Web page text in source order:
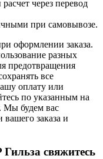
через перевод
при самовывозе.
оформлении заказа.
разных
предотвращения
все
оплату или
по указанным на
Мы будем вас
заказа и
свяжитесь